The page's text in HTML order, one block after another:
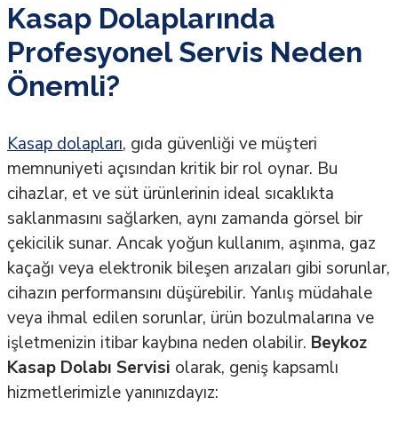
Kasap Dolaplarında
Profesyonel Servis Neden
Önemli?
Kasap dolapları, gıda güvenliği ve müşteri
memnuniyeti açısından kritik bir rol oynar. Bu
cihazlar, et ve süt ürünlerinin ideal sıcaklıkta
saklanmasını sağlarken, aynı zamanda görsel bir
çekicilik sunar. Ancak yoğun kullanım, aşınma, gaz
kaçağı veya elektronik bileşen arızaları gibi sorunlar,
cihazın performansını düşürebilir. Yanlış müdahale
veya ihmal edilen sorunlar, ürün bozulmalarına ve
işletmenizin itibar kaybına neden olabilir. Beykoz
Kasap Dolabı Servisi olarak, geniş kapsamlı
hizmetlerimizle yanınızdayız: